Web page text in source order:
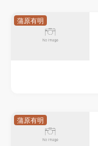
蒲原有明
蒲原有明